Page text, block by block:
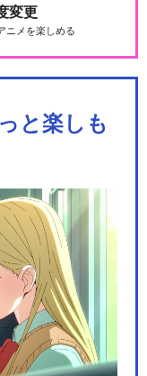
変更
ニメを楽しめる
と楽しも